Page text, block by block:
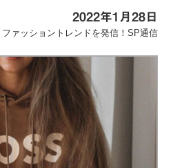
SP通信
バイマの疑問に現役パーソナルショッパーが答えてみた
バイマ活動の疑問に売れっ子現役バイヤーが答えてみた
2022年1月28日
ファッショントレンドを発信！SP通信